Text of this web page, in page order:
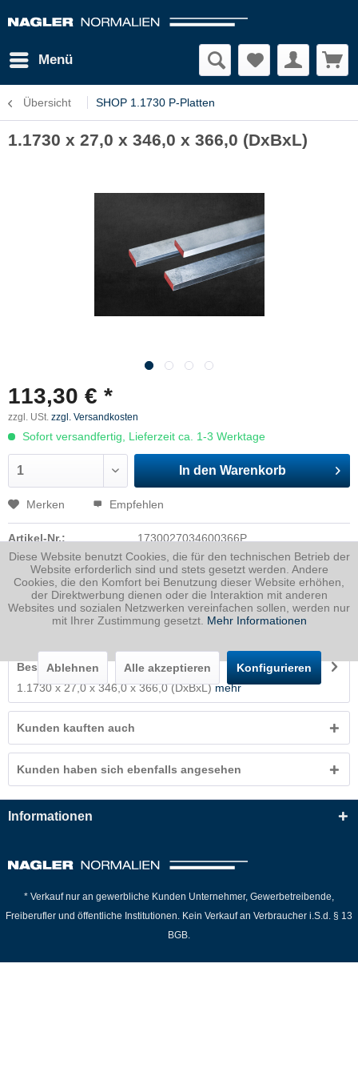
Menü
Übersicht SHOP 1.1730 P-Platten
1.1730 x 27,0 x 346,0 x 366,0 (DxBxL)
113,30 € *
zzgl. USt. zzgl. Versandkosten
Sofort versandfertig, Lieferzeit ca. 1-3 Werktage
In den Warenkorb
Merken Empfehlen
Artikel-Nr.: 1730027034600366P
Dicke
27 mm
Breite
346 mm
Länge
366 mm
26.84Kg
Beschreibung
1.1730 x 27,0 x 346,0 x 366,0 (DxBxL)mehr
Kunden kauften auch
Kunden haben sich ebenfalls angesehen
Informationen
* Verkauf nur an gewerbliche Kunden Unternehmer, Gewerbetreibende,
Freiberufler und öffentliche Institutionen. Kein Verkauf an Verbraucher i.S.d. § 13
BGB.
Diese Website benutzt Cookies, die für den technischen Betrieb der
Website erforderlich sind und stets gesetzt werden. Andere
Cookies, die den Komfort bei Benutzung dieser Website erhöhen,
der Direktwerbung dienen oder die Interaktion mit anderen
Websites und sozialen Netzwerken vereinfachen sollen, werden nur
mit Ihrer Zustimmung gesetzt. Mehr Informationen
Ablehnen Alle akzeptieren Konfigurieren